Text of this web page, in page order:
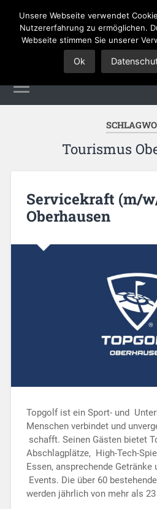
Tourismus
Servicekraft (m/
Oberhausen
Topgolf ist ein Sport- und
Menschen verbindet und
schafft. Seinen Gästen bietet
Abschlagplätze, High-Tech-
Essen, ansprechende Getränke
Events. Die über 60
werden jährlich von mehr als
Unsere Webseite verwendet
Nutzererfahrung zu ermöglichen.
Webseite stimmen Sie unserer
Ok